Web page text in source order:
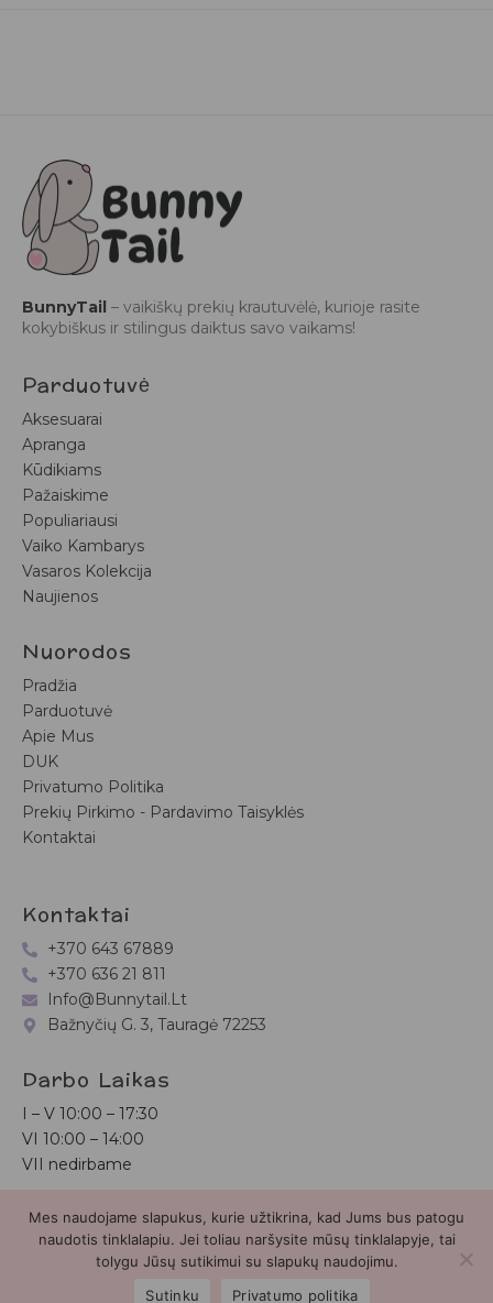
BunnyTail – vaikiškų prekių krautuvėlė, kurioje rasite
kokybiškus ir stilingus daiktus savo vaikams!
Parduotuvė
Aksesuarai
Apranga
Kūdikiams
Pažaiskime
Populiariausi
Vaiko Kambarys
Vasaros Kolekcija
Naujienos
Nuorodos
Pradžia
Parduotuvė
Apie Mus
DUK
Privatumo Politika
Prekių Pirkimo - Pardavimo Taisyklės
Kontaktai
Kontaktai
+370 643 67889
+370 636 21 811
Info@bunnytail.lt
Bažnyčių G. 3, Tauragė 72253
Darbo Laikas
I – V 10:00 – 17:30
VI 10:00 – 14:00
VII nedirbame
Bunnytail.lt| Copyright 2026 | Svetainė sukurtaMyra.lt
Mes naudojame slapukus, kurie užtikrina, kad Jums bus patogu
naudotis tinklalapiu. Jei toliau naršysite mūsų tinklalapyje, tai
tolygu Jūsų sutikimui su slapukų naudojimu.
Sutinku
Privatumo politika